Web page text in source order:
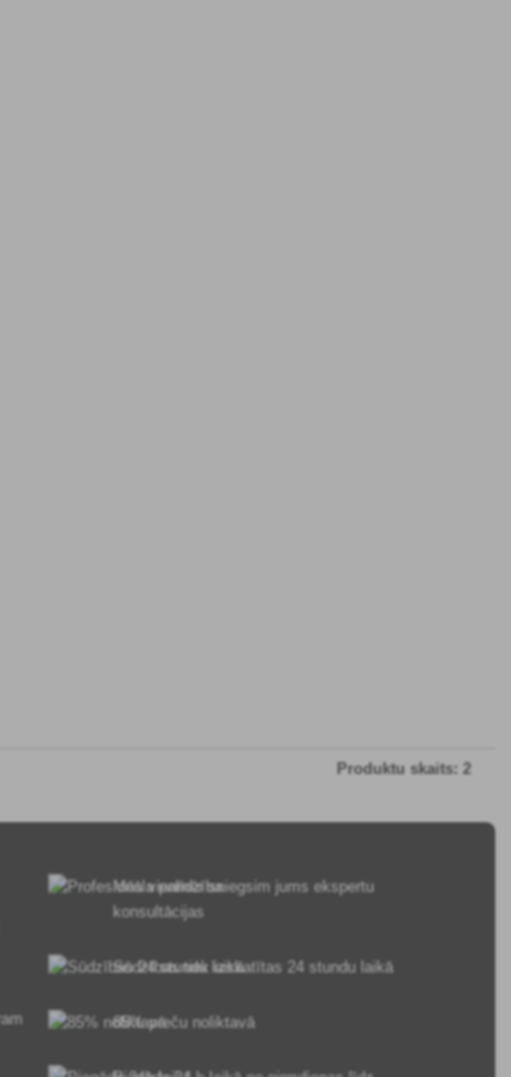
Produktu skaits: 2
Mēs vienmēr sniegsim jums ekspertu
konsultācijas
Sūdzības tiek izskatītas 24 stundu laikā
85% preču noliktavā